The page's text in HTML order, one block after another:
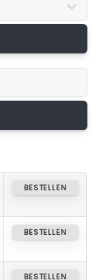
BESTELLEN
BESTELLEN
BESTELLEN